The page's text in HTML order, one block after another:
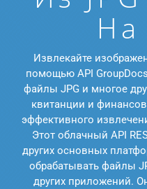
На
Извлекайте
помощью API
файлы JPG и многое
квитанции и
эффективного
Этот облачный API
других основных
обрабатывать файлы
других приложений.